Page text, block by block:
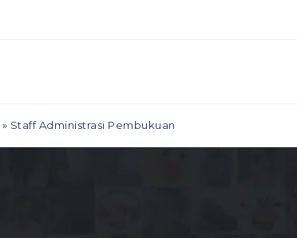
» Staff Administrasi Pembukuan